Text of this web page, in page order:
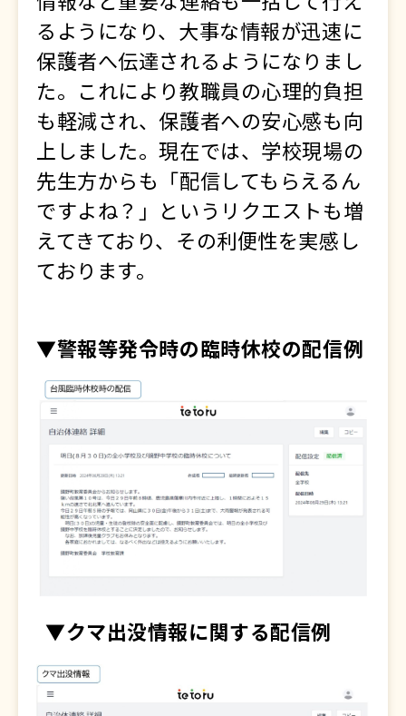
るようになり、大事な情報が迅速に
保護者へ伝達されるようになりまし
た。これにより教職員の心理的負担
も軽減され、保護者への安心感も向
上しました。現在では、学校現場の
先生方からも「配信してもらえるん
ですよね？」というリクエストも増
えてきており、その利便性を実感し
ております。
▼警報等発令時の臨時休校の配信例
▼クマ出没情報に関する配信例